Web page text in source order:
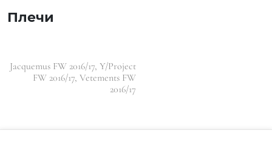
Плечи
Jacquemus FW 2016/17, Y/Project
FW 2016/17, Vetements FW
2016/17